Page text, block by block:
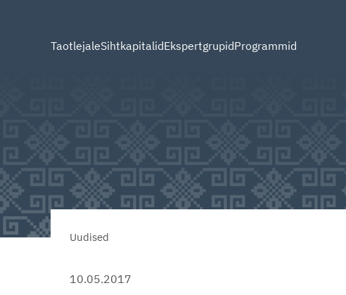
TaotlejaleSihtkapitalidEkspertgrupidProgrammid
Uudised
10.05.2017